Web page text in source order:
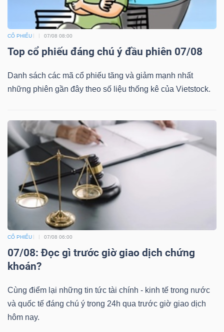
CỔ PHIẾU 07/08 08:00
Top cổ phiếu đáng chú ý đầu phiên 07/08
Danh sách các mã cổ phiếu tăng và giảm mạnh nhất
những phiên gần đây theo số liệu thống kê của Vietstock.
CỔ PHIẾU 07/08 06:00
07/08: Đọc gì trước giờ giao dịch chứng
khoán?
Cùng điểm lại những tin tức tài chính - kinh tế trong nước
và quốc tế đáng chú ý trong 24h qua trước giờ giao dịch
hôm nay.
Thuật
ngữ
(-)
Dịch
Đào
Sách
chính
Công